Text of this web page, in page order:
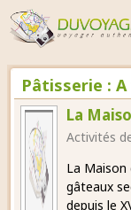
Pâtisserie :
La
Activités
La
gâteaux
depuis le